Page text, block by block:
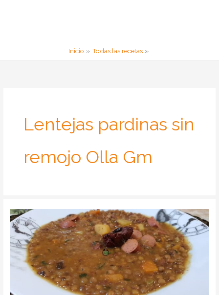
Inicio Todas las recetas
Lentejas pardinas sin
remojo Olla Gm